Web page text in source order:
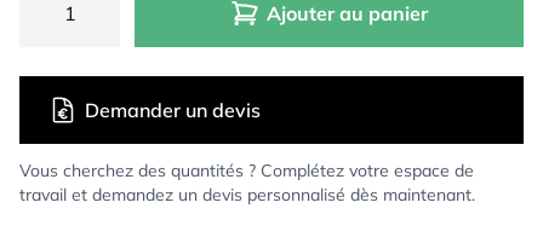
Ajouter au panier
Vous cherchez des quantités ? Complétez votre espace de
travail et demandez un devis personnalisé dès maintenant.
Demander un devis